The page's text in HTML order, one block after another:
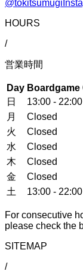
@tokitsumugi
HOURS
/
営業時間
Day Boardgame
日
13:00 - 22:00
月
Closed
火
Closed
水
Closed
木
Closed
金
Closed
土
13:00 - 22:00
For consecutive
please check the
SITEMAP
/